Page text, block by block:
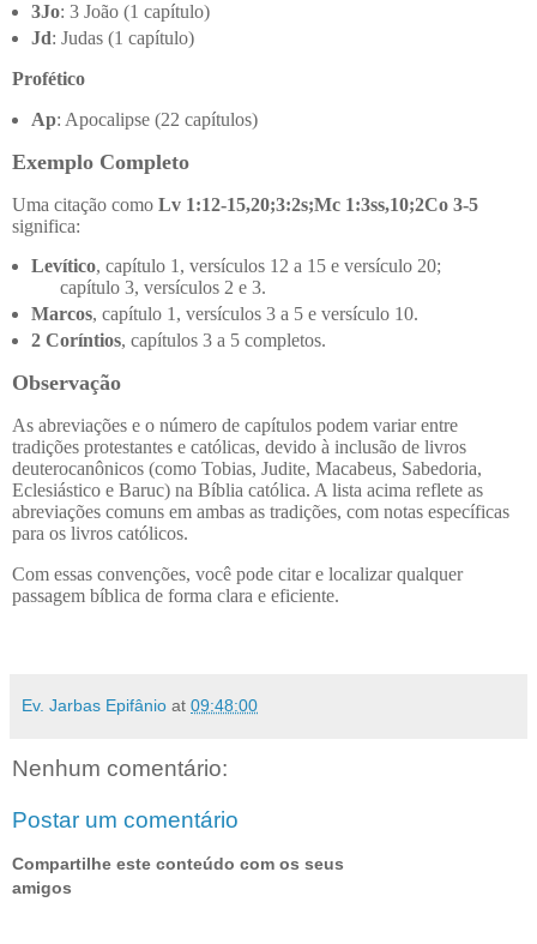
3Jo: 3 João (1 capítulo)
Jd: Judas (1 capítulo)
Profético
Ap: Apocalipse (22 capítulos)
Exemplo Completo
Uma citação como Lv 1:12-15,20;3:2s;Mc 1:3ss,10;2Co 3-5
significa:
Levítico, capítulo 1, versículos 12 a 15 e versículo 20;
capítulo 3, versículos 2 e 3.
Marcos, capítulo 1, versículos 3 a 5 e versículo 10.
2 Coríntios, capítulos 3 a 5 completos.
Observação
As abreviações e o número de capítulos podem variar entre
tradições protestantes e católicas, devido à inclusão de livros
deuterocanônicos (como Tobias, Judite, Macabeus, Sabedoria,
Eclesiástico e Baruc) na Bíblia católica. A lista acima reflete as
abreviações comuns em ambas as tradições, com notas específicas
para os livros católicos.
Com essas convenções, você pode citar e localizar qualquer
passagem bíblica de forma clara e eficiente.
Ev. Jarbas Epifânio at 09:48:00
Nenhum comentário:
Postar um comentário
Compartilhe este conteúdo com os seus
amigos